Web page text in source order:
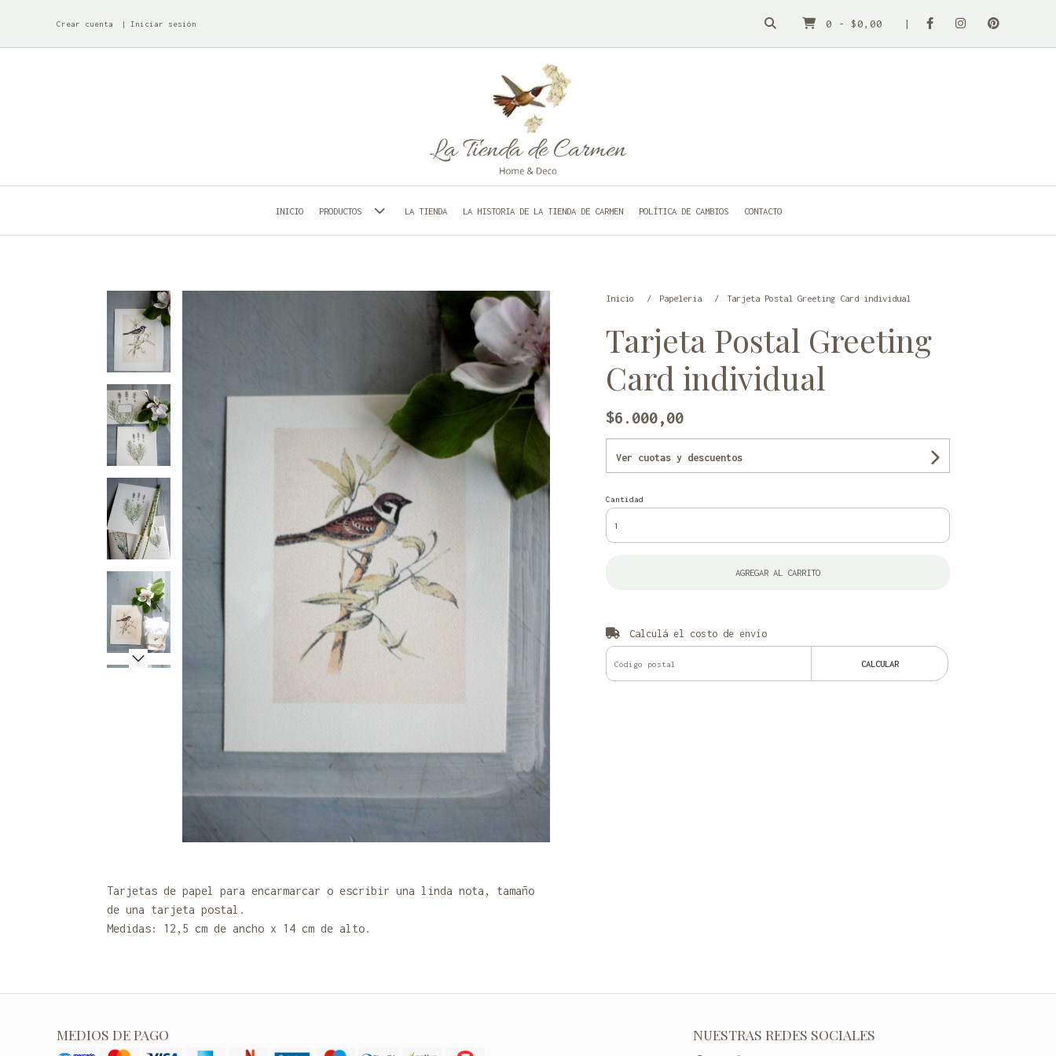
Crear cuenta Iniciar sesión 0 - $0,00
INICIO PRODUCTOS LA TIENDA LA HISTORIA DE LA TIENDA DE CARMEN POLÍTICA DE CAMBIOS CONTACTO
Tarjetas de papel para encarmarcar o escribir una linda nota, tamaño
de una tarjeta postal.
Medidas: 12,5 cm de ancho x 14 cm de alto.
Inicio Papeleria Tarjeta Postal Greeting Card individual
Tarjeta Postal Greeting
Card individual
$6.000,00
Ver cuotas y descuentos
Cantidad
AGREGAR AL CARRITO
Calculá el costo de envío
CALCULAR
MEDIOS DE PAGO NUESTRAS REDES SOCIALES